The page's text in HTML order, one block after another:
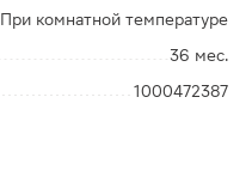
При комнатной температуре
36 мес.
1000472387